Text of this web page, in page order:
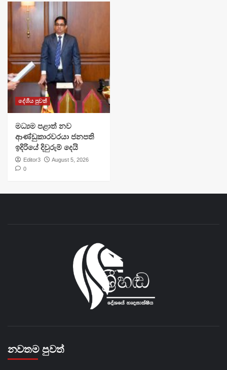
දේශීය පුවත්
මධ්‍යම පළාත් නව
ආණ්ඩුකාරවරයා ජනපති
ඉදිරියේ දිවුරුම් දෙයි
Editor3
August 5, 2026
0
නවතම පුවත්